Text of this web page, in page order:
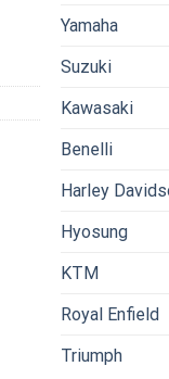
Yamaha
Suzuki
Kawasaki
Benelli
Harley
Hyosung
KTM
Royal Enfield
Triumph